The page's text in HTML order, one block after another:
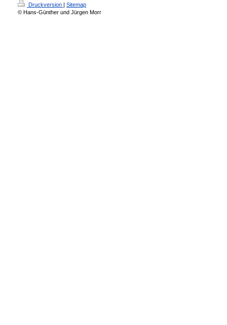
Druckversion | Sitemap
© Hans-Günther und Jürgen Morr